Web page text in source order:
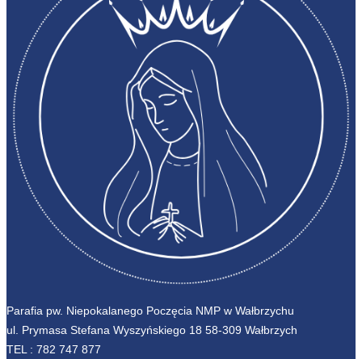
Parafia pw. Niepokalanego Poczęcia NMP w Wałbrzychu
ul. Prymasa Stefana Wyszyńskiego 18 58-309 Wałbrzych
TEL : 782 747 877